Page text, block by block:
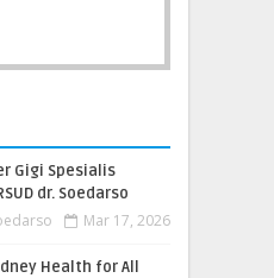
Gigi Spesialis
dr. Soedarso
Mar 17, 2026
Health for All